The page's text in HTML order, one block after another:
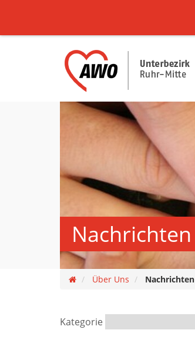
Nachrichten
Über Uns Nachrichten
Kategorie